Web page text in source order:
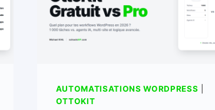
AUTOMATISATIONS WORDPRESS
OTTOKIT